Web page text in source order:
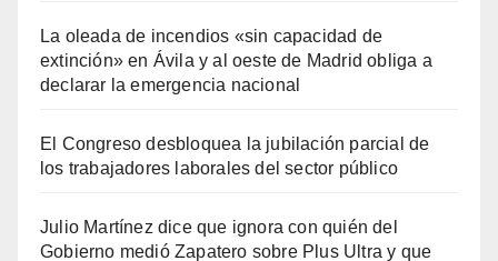
La oleada de incendios «sin capacidad de
extinción» en Ávila y al oeste de Madrid obliga a
declarar la emergencia nacional
El Congreso desbloquea la jubilación parcial de
los trabajadores laborales del sector público
Julio Martínez dice que ignora con quién del
Gobierno medió Zapatero sobre Plus Ultra y que